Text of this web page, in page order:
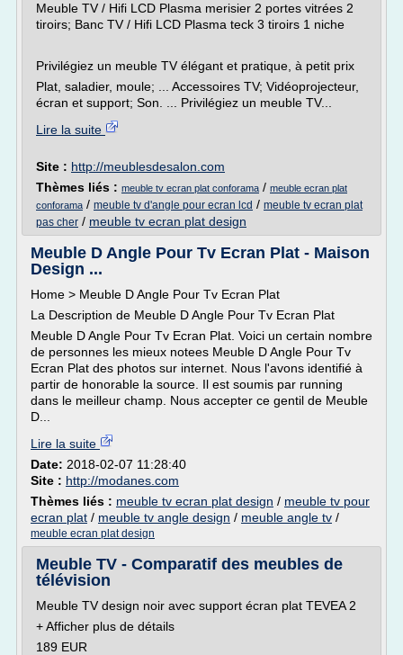
Meuble TV / Hifi LCD Plasma merisier 2 portes vitrées 2
tiroirs; Banc TV / Hifi LCD Plasma teck 3 tiroirs 1 niche
Privilégiez un meuble TV élégant et pratique, à petit prix
Plat, saladier, moule; ... Accessoires TV; Vidéoprojecteur,
écran et support; Son. ... Privilégiez un meuble TV...
Lire la suite
Site : http://meublesdesalon.com
Thèmes liés : meuble tv ecran plat conforama / meuble ecran plat
conforama / meuble tv d'angle pour ecran lcd / meuble tv ecran plat
pas cher / meuble tv ecran plat design
Meuble D Angle Pour Tv Ecran Plat - Maison
Design ...
Home > Meuble D Angle Pour Tv Ecran Plat
La Description de Meuble D Angle Pour Tv Ecran Plat
Meuble D Angle Pour Tv Ecran Plat. Voici un certain nombre
de personnes les mieux notees Meuble D Angle Pour Tv
Ecran Plat des photos sur internet. Nous l'avons identifié à
partir de honorable la source. Il est soumis par running
dans le meilleur champ. Nous accepter ce gentil de Meuble
D...
Lire la suite
Date: 2018-02-07 11:28:40
Site : http://modanes.com
Thèmes liés : meuble tv ecran plat design / meuble tv pour
ecran plat / meuble tv angle design / meuble angle tv /
meuble ecran plat design
Meuble TV - Comparatif des meubles de
télévision
Meuble TV design noir avec support écran plat TEVEA 2
+ Afficher plus de détails
189 EUR